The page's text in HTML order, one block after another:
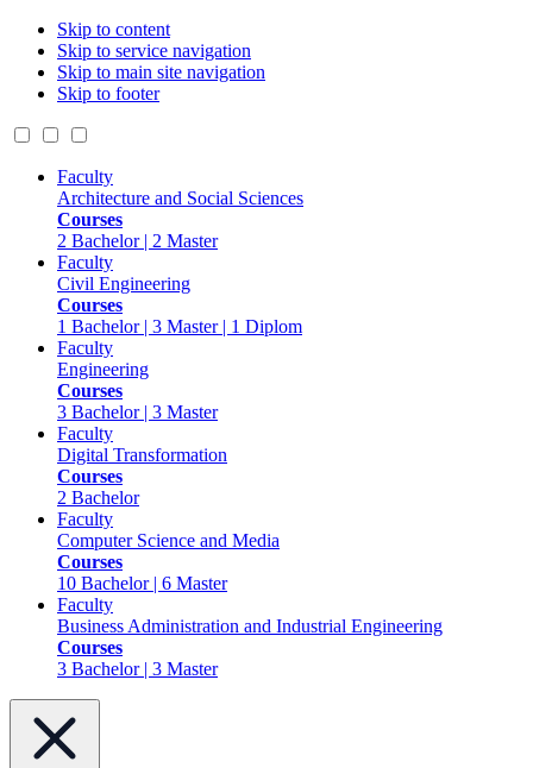
Skip to content
Skip to service navigation
Skip to main site navigation
Skip to footer
Faculty
Architecture and Social Sciences
Courses
2 Bachelor | 2 Master
Faculty
Civil Engineering
Courses
1 Bachelor | 3 Master | 1 Diplom
Faculty
Engineering
Courses
3 Bachelor | 3 Master
Faculty
Digital Transformation
Courses
2 Bachelor
Faculty
Computer Science and Media
Courses
10 Bachelor | 6 Master
Faculty
Business Administration and Industrial Engineering
Courses
3 Bachelor | 3 Master